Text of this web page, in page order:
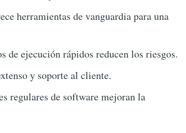
herramientas de vanguardia para una
de ejecución rápidos reducen los riesgos.
y soporte al cliente.
regulares de software mejoran la